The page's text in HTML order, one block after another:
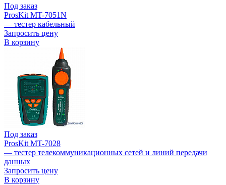
Под заказ
ProsKit MT-7051N
— тестер кабельный
Запросить цену
В корзину
Под заказ
ProsKit MT-7028
— тестер телекоммуникационных сетей и линий передачи
данных
Запросить цену
В корзину